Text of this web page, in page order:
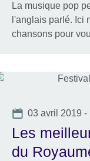
La musique pop
l'anglais parlé. Ici
chansons pour
Date
03 avril 2019 -
Les
du